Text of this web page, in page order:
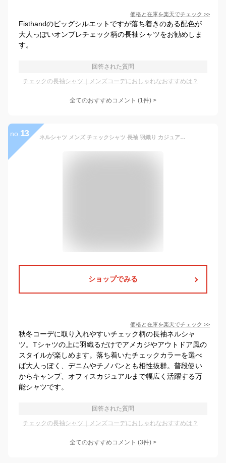
価格と在庫を楽天でチェック >>
Fisthandのビッグシルエットですが落ち着きのある配色が
大人っぽいオンブレチェック柄の長袖シャツをお勧めしま
す。
回答された質問
チェックの長袖シャツ｜メンズコーデにおしゃれなおすすめは？
全てのおすすめコメント (1件) >
no. 13 ネルシャツ メンズ チェックシャツ 長袖 羽織り カジュアルシャツ ビジネスシャツ シャツジャケット ワイシャツ メンズシャツ 柄シャツ おしゃれ トップス オフィスカジュアル 大きいサイズ アウトドア キャンプ アメカジ サーフ系 春 春服 秋 秋服
ショップでみる
価格と在庫を楽天でチェック >>
秋冬コーデに取り入れやすいチェック柄の長袖ネルシャ
ツ。Tシャツの上に羽織るだけでアメカジやアウトドア風の
スタイルが楽しめます。落ち着いたチェックカラーを選べ
ば大人っぽく、デニムやチノパンとも相性抜群。普段使い
からキャンプ、オフィスカジュアルまで幅広く活躍する万
能シャツです。
回答された質問
チェックの長袖シャツ｜メンズコーデにおしゃれなおすすめは？
全てのおすすめコメント (3件) >